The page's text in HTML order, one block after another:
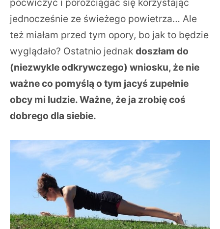
jednocześnie ze świeżego powietrza… Ale
też miałam przed tym opory, bo jak to będzie
wyglądało? Ostatnio jednak doszłam do
(niezwykle odkrywczego) wniosku, że nie
ważne co pomyślą o tym jacyś zupełnie
obcy mi ludzie. Ważne, że ja zrobię coś
dobrego dla siebie.